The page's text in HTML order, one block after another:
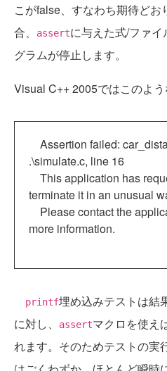
こがfalse、すなわち期待ど
合、
assertに与えた式/ファ
グラムが停止します。
Visual C++ 2005ではこのよ
Assertion failed:
.\simulate.c, line 16
This application has
terminate it in an unusual
Please contact the
more information.
printf埋め込みテストは結
に対し、
assertマクロを使え
れます。そのためテストの実